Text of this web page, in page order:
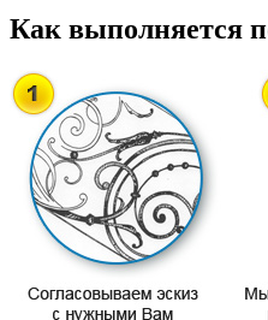
Как выполняется